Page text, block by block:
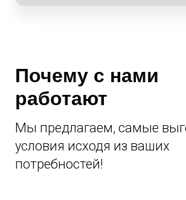
Почему с нами
работают
Мы предлагаем, самые
условия исходя из ваших
потребностей!